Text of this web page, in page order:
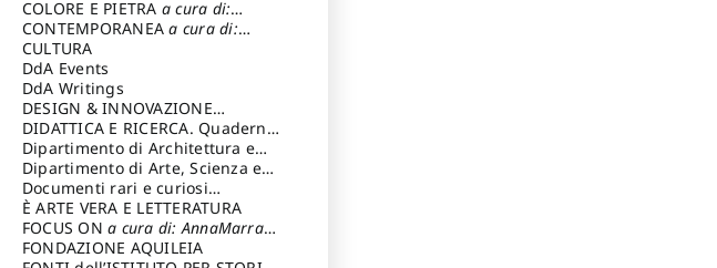
COLLEZIONISMO a cura di:
Magnani Lauro
COLORE E PIETRA a cura di:
Selvaggi Giuseppe
CONTEMPORANEAa cura di:
Gubinelli Luna
CULTURA
DdA Events
DdA Writings
DESIGN & INNOVAZIONE
TECNOLOGICAa cura di: Vallicelli
Andrea
DIDATTICA E RICERCA. Quaderni
della Scuola
Dipartimento di Architettura e
Analisi della Città Mediterranea
Dipartimento di Arte, Scienza e
Tecnica del Costuire
Documenti rari e curiosi
dall'Archivio Segreto
È ARTE VERA E LETTERATURA
FOCUS ONa cura di: AnnaMarra
Contemporanea
FONDAZIONE AQUILEIA